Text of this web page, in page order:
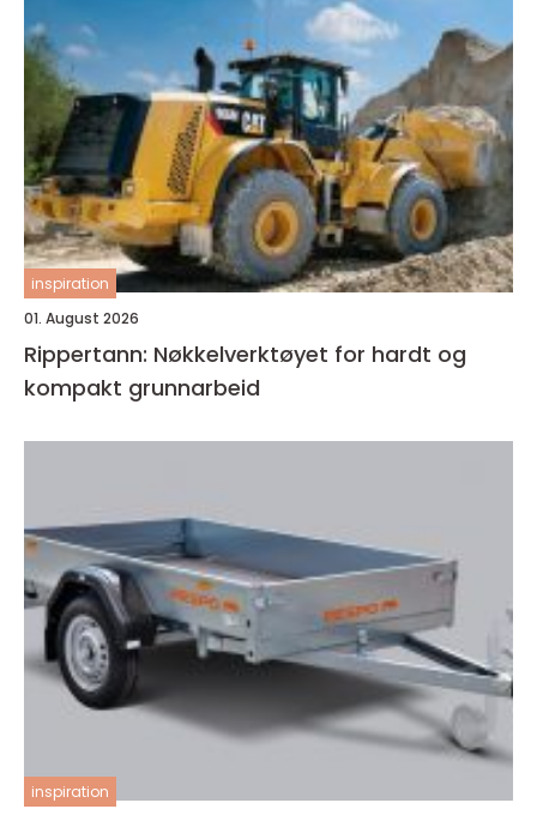
inspiration
01. August 2026
Rippertann: Nøkkelverktøyet for hardt og
kompakt grunnarbeid
inspiration